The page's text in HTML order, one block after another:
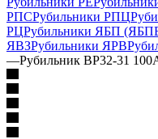
РПСРубильники РПЦ
РЦРубильники ЯБП
ЯВЗРубильники ЯРВ
—Рубильник ВР32-31